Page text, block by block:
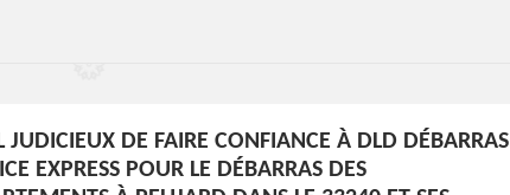
JUDICIEUX DE FAIRE CONFIANCE À DLD DÉBARRAS
EXPRESS POUR LE DÉBARRAS DES